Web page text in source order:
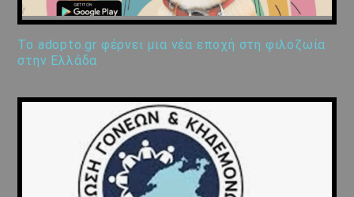
Το adopto.gr φέρνει μια νέα εποχή στη φιλοζωία
στην Ελλάδα